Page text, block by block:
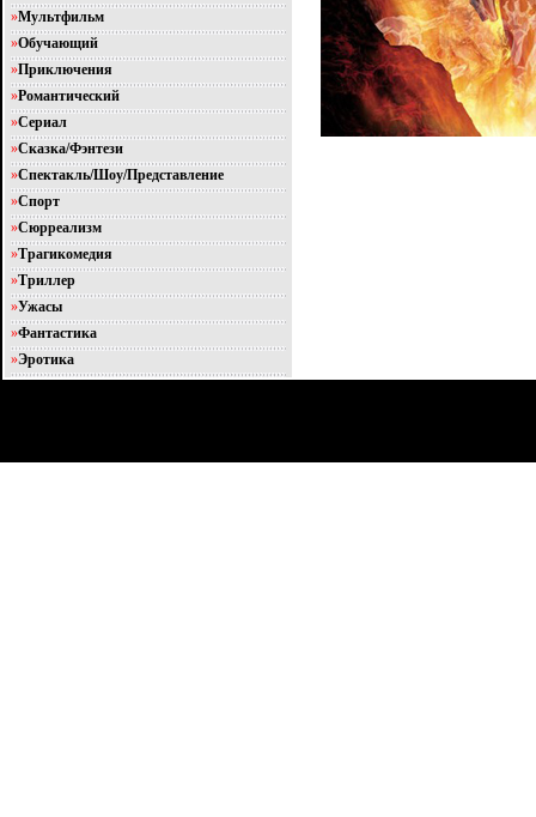
»Мультфильм
»Обучающий
»Приключения
»Романтический
»Сериал
»Сказка/Фэнтези
»Спектакль/Шоу/Представление
»Спорт
»Сюрреализм
»Трагикомедия
»Триллер
»Ужасы
»Фантастика
»Эротика